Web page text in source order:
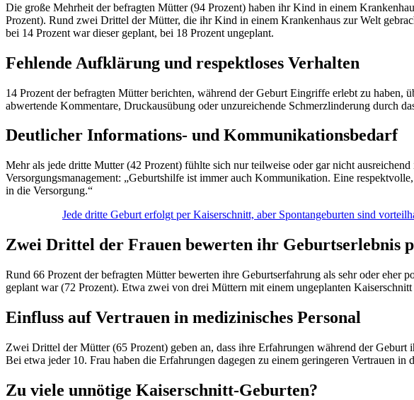
Die große Mehrheit der befragten Mütter (94 Prozent) haben ihr Kind in einem
Prozent). Rund zwei Drittel der Mütter, die ihr Kind in einem Krankenhaus zur Welt
bei 14 Prozent war dieser geplant, bei 18 Prozent ungeplant.
Fehlende Aufklärung und respektloses Verhalten
14 Prozent der befragten Mütter berichten, während der Geburt Eingriffe erlebt zu
abwertende Kommentare, Druckausübung oder unzureichende Schmerzlinderung durch
Deutlicher Informations- und Kommunikationsbedarf
Mehr als jede dritte Mutter (42 Prozent) fühlte sich nur teilweise oder gar nicht
Versorgungsmanagement: „Geburtshilfe ist immer auch Kommunikation. Eine
in die Versorgung.“
Jede dritte Geburt erfolgt per Kaiserschnitt, aber Spontangeburten sind
Zwei Drittel der Frauen bewerten ihr Geburtserlebnis
Rund 66 Prozent der befragten Mütter bewerten ihre Geburtserfahrung als sehr oder eher
geplant war (72 Prozent). Etwa zwei von drei Müttern mit einem ungeplanten
Einfluss auf Vertrauen in medizinisches Personal
Zwei Drittel der Mütter (65 Prozent) geben an, dass ihre Erfahrungen während der
Bei etwa jeder 10. Frau haben die Erfahrungen dagegen zu einem geringeren Vertrauen in
Zu viele unnötige Kaiserschnitt-Geburten?